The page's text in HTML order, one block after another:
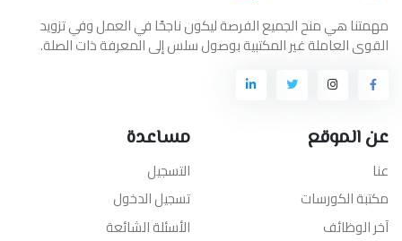
مهمتنا هي منح الجميع الفرصة ليكون ناجحًا في العمل وفي تزويد
القوى العاملة غير المكتبية بوصول سلس إلى المعرفة ذات الصلة.
عن الموقع
عنا
مكتبة الكورسات
آخر الوظائف
مساعدة
التسجيل
تسجيل الدخول
الأسئلة الشائعة